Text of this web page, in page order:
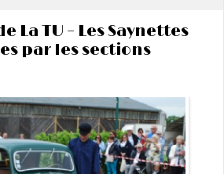
La TU – Les Saynettes
par les sections